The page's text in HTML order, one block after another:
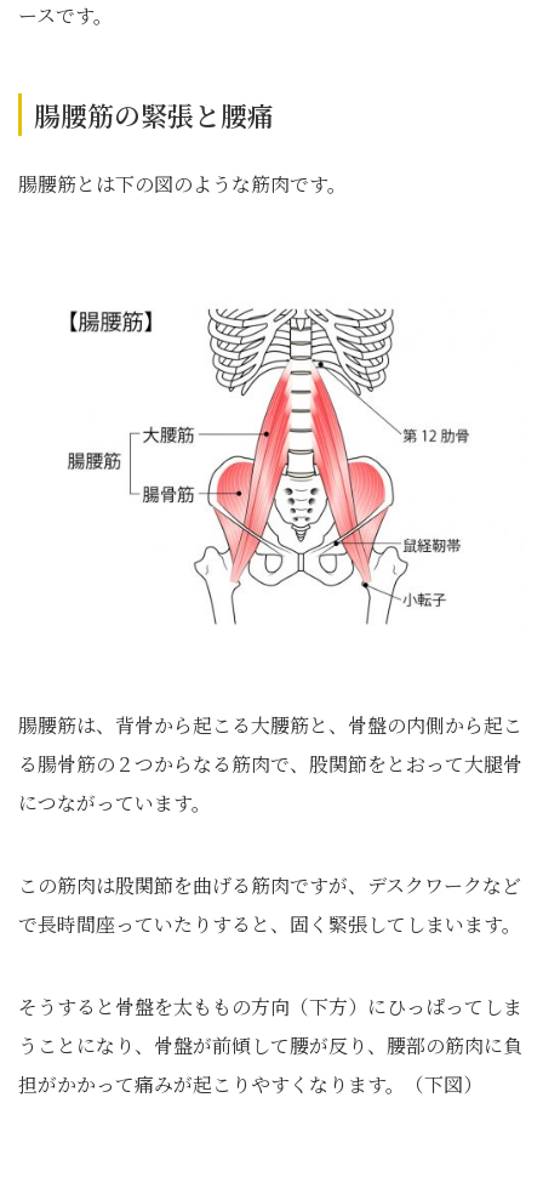
ースです。
腸腰筋の緊張と腰痛
腸腰筋とは下の図のような筋肉です。
腸腰筋は、背骨から起こる大腰筋と、骨盤の内側から起こ
る腸骨筋の２つからなる筋肉で、股関節をとおって大腿骨
につながっています。
この筋肉は股関節を曲げる筋肉ですが、デスクワークなど
で長時間座っていたりすると、固く緊張してしまいます。
そうすると骨盤を太ももの方向（下方）にひっぱってしま
うことになり、骨盤が前傾して腰が反り、腰部の筋肉に負
担がかかって痛みが起こりやすくなります。（下図）